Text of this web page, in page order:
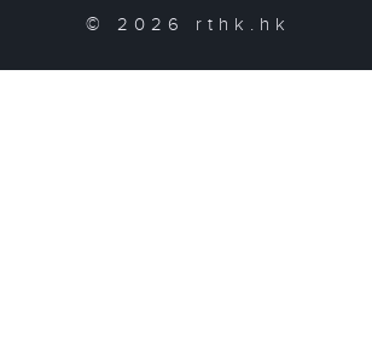
© 2026 rthk.hk